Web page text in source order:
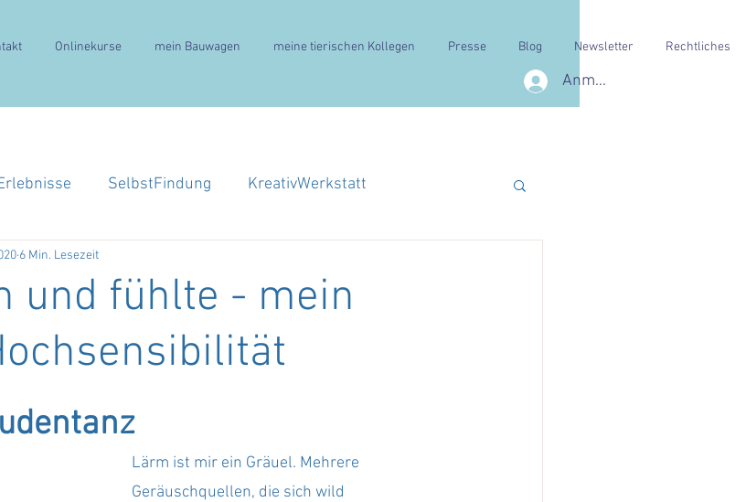
Onlinekurse mein Bauwagen meine tierischen Kollegen Presse Blog Newsletter Rechtliches
Anmelden
SelbstFindung KreativWerkstatt
und fühlte - mein
6 Min. Lesezeit
Lärm ist mir ein Gräuel. Mehrere
Geräuschquellen, die sich wild